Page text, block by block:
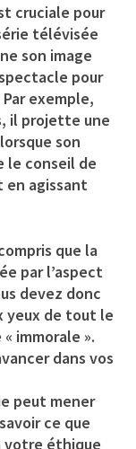
cruciale pour
télévisée
son image
pour
exemple,
il projette une
son
le conseil de
en agissant
que la
par l’aspect
devez donc
yeux de tout le
immorale ».
dans vos
peut mener
ce que
votre éthique